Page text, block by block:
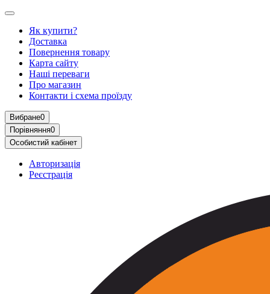
Як купити?
Доставка
Повернення товару
Карта сайту
Наші переваги
Про магазин
Контакти і схема проїзду
Вибране0
Порівняння0
Особистий кабінет
Авторизація
Реєстрація